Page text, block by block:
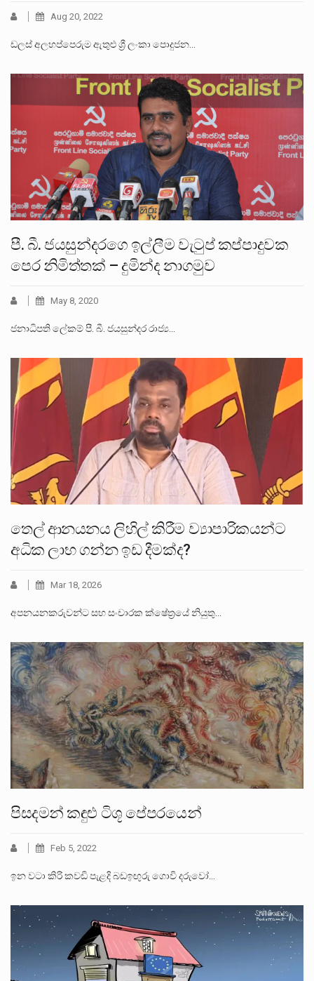
Aug 20, 2022
ඩලස් අලහප්පෙරුම ඇතුළු ශ්‍රී ලංකා පොදුජන…
පී. බී. ජයසුන්දරගෙ ඉල්ලීම වැටුප් කප්පාදුවක
පෙර නිමිත්තක් – දුමින්ද නාගමුව
May 8, 2020
ජනාධිපති ලේකම් පී. බී. ජයසුන්දර රාජ්‍ය…
තෙල් ආනයනය ලිහිල් කිරීම ව්‍යාපාරිකයන්ට
අධික ලාභ ගන්න ඉඩ දීමක්ද?
Mar 18, 2026
අපනයනකරුවන්ට සහ සංචාරක ක්ෂේත්‍රයේ නියුතු…
පිසදමන් කඳුළු ටිශූ පේපරයෙන්
Feb 5, 2022
ඉන වටා කිරි කවඩි පැළදි බඩඉඟුරු ගොවි දරුවෝ…